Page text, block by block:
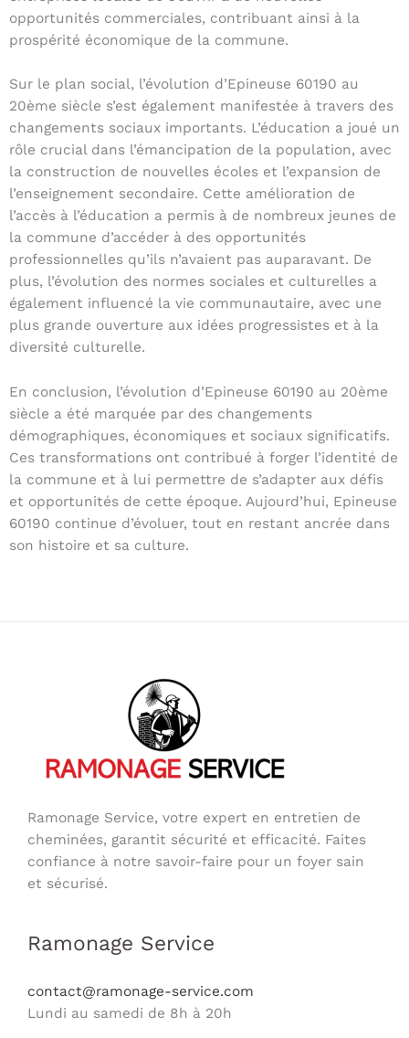
opportunités commerciales, contribuant ainsi à la
prospérité économique de la commune.
Sur le plan social, l’évolution d’Epineuse 60190 au
20ème siècle s’est également manifestée à travers des
changements sociaux importants. L’éducation a joué un
rôle crucial dans l’émancipation de la population, avec
la construction de nouvelles écoles et l’expansion de
l’enseignement secondaire. Cette amélioration de
l’accès à l’éducation a permis à de nombreux jeunes de
la commune d’accéder à des opportunités
professionnelles qu’ils n’avaient pas auparavant. De
plus, l’évolution des normes sociales et culturelles a
également influencé la vie communautaire, avec une
plus grande ouverture aux idées progressistes et à la
diversité culturelle.
En conclusion, l’évolution d’Epineuse 60190 au 20ème
siècle a été marquée par des changements
démographiques, économiques et sociaux significatifs.
Ces transformations ont contribué à forger l’identité de
la commune et à lui permettre de s’adapter aux défis
et opportunités de cette époque. Aujourd’hui, Epineuse
60190 continue d’évoluer, tout en restant ancrée dans
son histoire et sa culture.
Ramonage Service, votre expert en entretien de
cheminées, garantit sécurité et efficacité. Faites
confiance à notre savoir-faire pour un foyer sain
et sécurisé.
Ramonage Service
contact@ramonage-service.com
Lundi au samedi de 8h à 20h